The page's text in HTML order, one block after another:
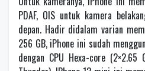
PDAF, OIS untuk kamera
depan. Hadir didalam varian
256 GB, iPhone ini sudah
dengan CPU Hexa-core (2×2.65